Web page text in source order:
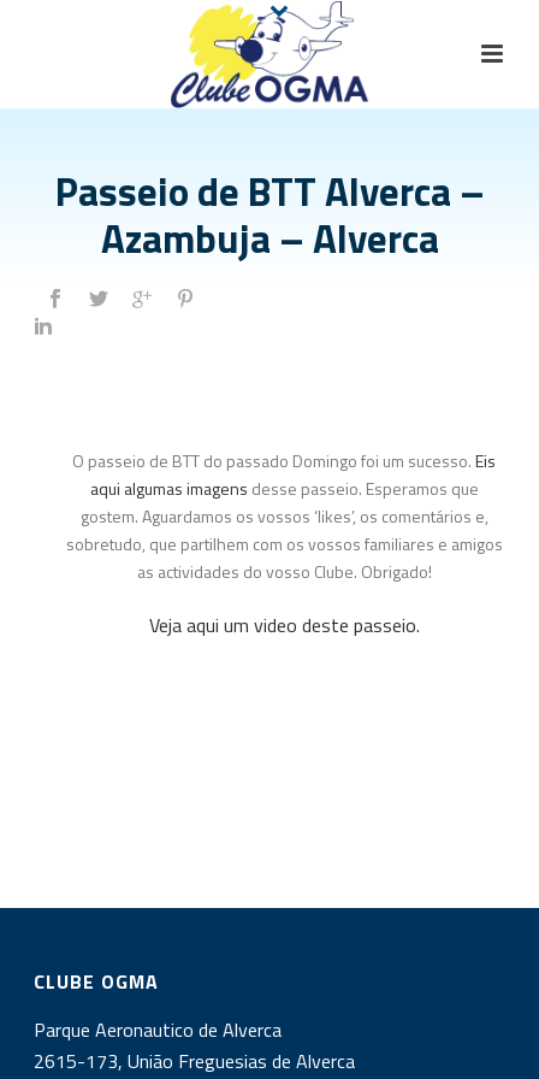
Passeio de BTT Alverca –
Azambuja – Alverca
O passeio de BTT do passado Domingo foi um sucesso.Eis
aqui algumas imagens desse passeio. Esperamos que
gostem. Aguardamos os vossos ‘likes’, os comentários e,
sobretudo, que partilhem com os vossos familiares e amigos
as actividades do vosso Clube. Obrigado!
Veja aqui um video deste passeio.
CLUBE OGMA
Parque Aeronautico de Alverca
2615-173, União Freguesias de Alverca